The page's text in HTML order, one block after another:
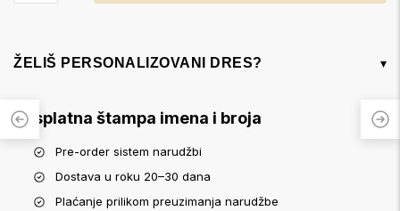
ŽELIŠ PERSONALIZOVANI DRES? ▾
Besplatna štampa imena i broja
Pre-order sistem narudžbi
Dostava u roku 20–30 dana
Plaćanje prilikom preuzimanja narudžbe